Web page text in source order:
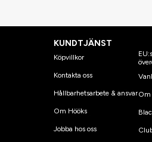
KUNDTJÄNST
Köpvillkor
Kontakta oss
Hållbarhetsarbete & ansvar
Om Hööks
Jobba hos oss
Om